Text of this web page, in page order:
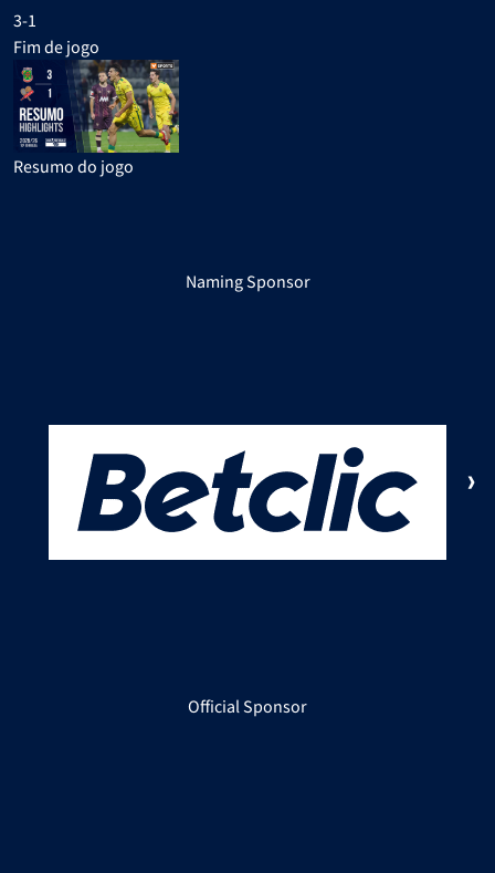
3-1
Fim de jogo
Resumo do jogo
Naming Sponsor
Official Sponsor